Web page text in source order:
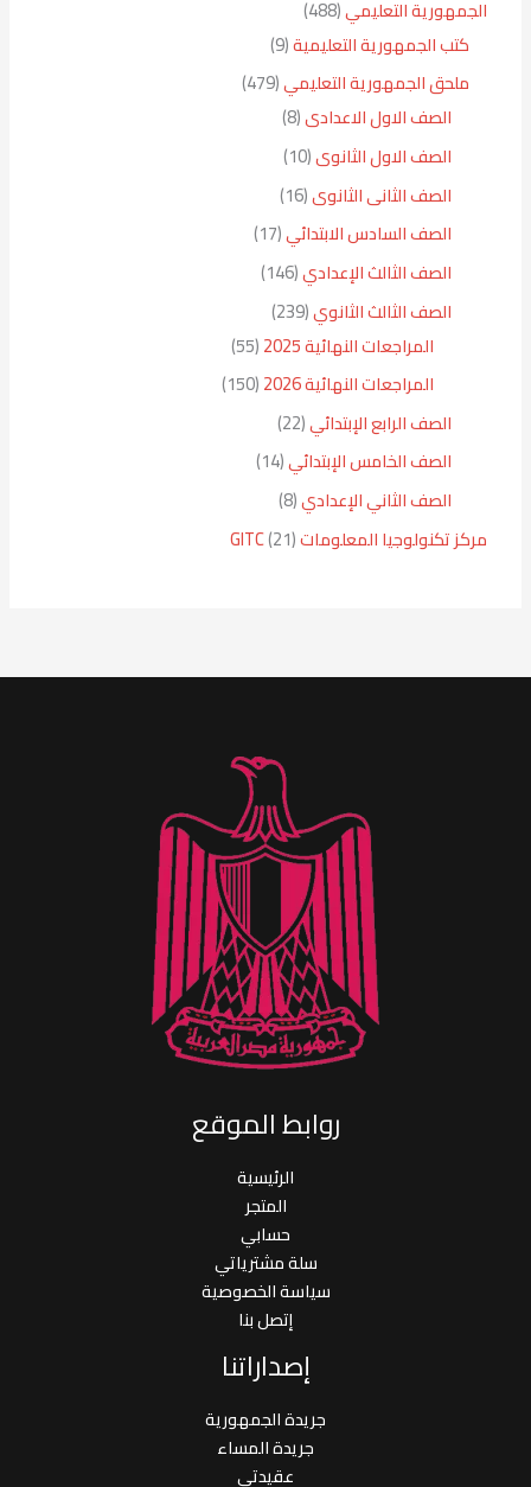
الجمهورية التعليمي 488
كتب الجمهورية التعليمية 9
ملحق الجمهورية التعليمي 479
الصف الاول الاعدادى 8
الصف الاول الثانوى 10
الصف الثانى الثانوى 16
الصف السادس الابتدائي 17
الصف الثالث الإعدادي 146
الصف الثالث الثانوي 239
المراجعات النهائية 2025
55
المراجعات النهائية 2026
150
الصف الرابع الإبتدائي 22
الصف الخامس الإبتدائي 14
الصف الثاني الإعدادي 8
مركز تكنولوجيا المعلومات GITC 21
روابط الموقع
الرئيسية
المتجر
حسابي
سلة مشترياتي
سياسة الخصوصية
إتصل بنا
إصداراتنا
جريدة الجمهورية
جريدة المساء
عقيدتي